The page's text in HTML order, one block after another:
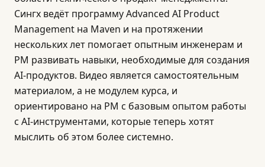
Сингх ведёт программу Advanced AI Product
Management на Maven и на протяжении
нескольких лет помогает опытным инженерам и
PM развивать навыки, необходимые для создания
AI-продуктов. Видео является самостоятельным
материалом, а не модулем курса, и
ориентировано на PM с базовым опытом работы
с AI-инструментами, которые теперь хотят
мыслить об этом более системно.